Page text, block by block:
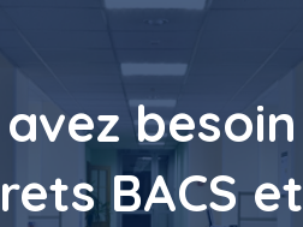
besoin
BACS et